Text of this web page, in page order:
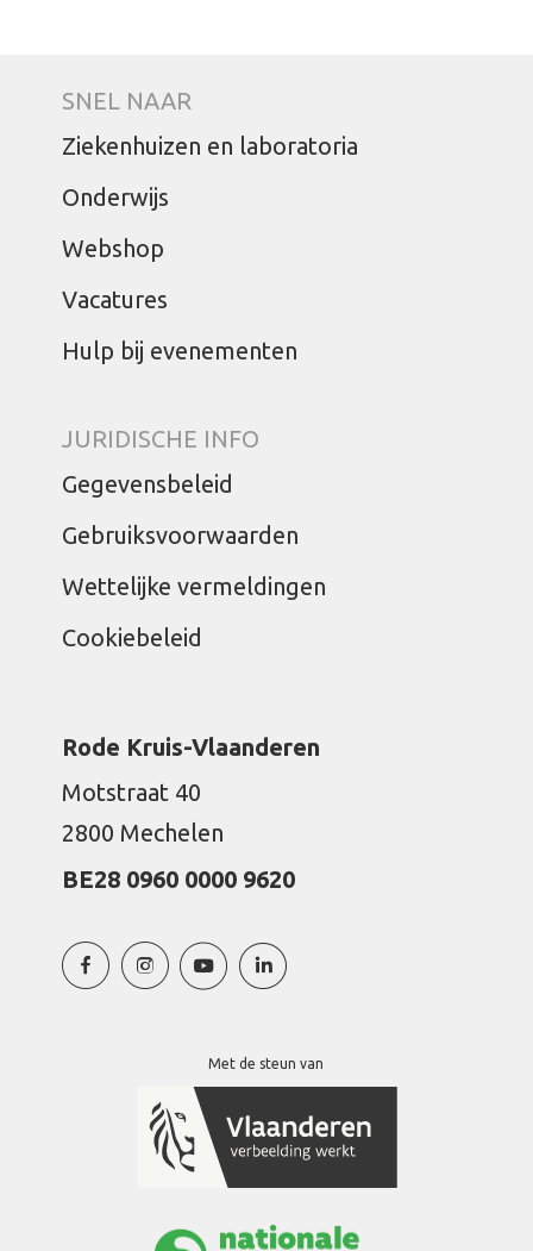
SNEL NAAR
Ziekenhuizen en laboratoria
Onderwijs
Webshop
Vacatures
Hulp bij evenementen
JURIDISCHE INFO
Gegevensbeleid
Gebruiksvoorwaarden
Wettelijke vermeldingen
Cookiebeleid
Rode Kruis-Vlaanderen
Motstraat 40
2800 Mechelen
BE28 0960 0000 9620
Met de steun van